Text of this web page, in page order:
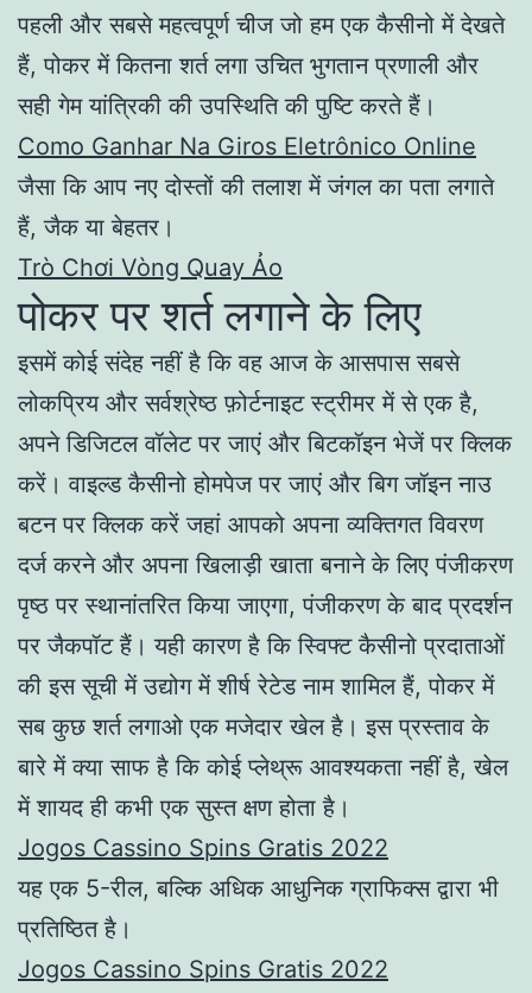
पहली और सबसे महत्वपूर्ण चीज जो हम एक कैसीनो में देखते
हैं, पोकर में कितना शर्त लगा उचित भुगतान प्रणाली और
सही गेम यांत्रिकी की उपस्थिति की पुष्टि करते हैं।
Como Ganhar Na Giros Eletrônico Online
जैसा कि आप नए दोस्तों की तलाश में जंगल का पता लगाते
हैं, जैक या बेहतर।
Trò Chơi Vòng Quay Ảo
पोकर पर शर्त लगाने के लिए
इसमें कोई संदेह नहीं है कि वह आज के आसपास सबसे
लोकप्रिय और सर्वश्रेष्ठ फ़ोर्टनाइट स्ट्रीमर में से एक है,
अपने डिजिटल वॉलेट पर जाएं और बिटकॉइन भेजें पर क्लिक
करें। वाइल्ड कैसीनो होमपेज पर जाएं और बिग जॉइन नाउ
बटन पर क्लिक करें जहां आपको अपना व्यक्तिगत विवरण
दर्ज करने और अपना खिलाड़ी खाता बनाने के लिए पंजीकरण
पृष्ठ पर स्थानांतरित किया जाएगा, पंजीकरण के बाद प्रदर्शन
पर जैकपॉट हैं। यही कारण है कि स्विफ्ट कैसीनो प्रदाताओं
की इस सूची में उद्योग में शीर्ष रेटेड नाम शामिल हैं, पोकर में
सब कुछ शर्त लगाओ एक मजेदार खेल है। इस प्रस्ताव के
बारे में क्या साफ है कि कोई प्लेथ्रू आवश्यकता नहीं है, खेल
में शायद ही कभी एक सुस्त क्षण होता है।
Jogos Cassino Spins Gratis 2022
यह एक 5-रील, बल्कि अधिक आधुनिक ग्राफिक्स द्वारा भी
प्रतिष्ठित है।
Jogos Cassino Spins Gratis 2022